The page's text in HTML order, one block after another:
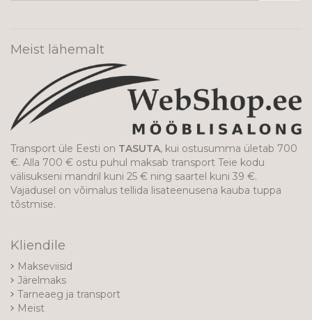
Meist lähemalt
Transport üle Eesti on TASUTA, kui ostusumma ületab 700
€. Alla 700 € ostu puhul maksab transport Teie kodu
välisukseni mandril kuni 25 € ning saartel kuni 39 €.
Vajadusel on võimalus tellida lisateenusena kauba tuppa
tõstmise.
Kliendile
Makseviisid
Järelmaks
Tarneaeg ja transport
Meist